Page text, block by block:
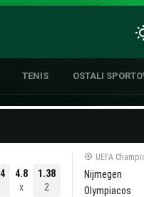
KOŠARKA
TENIS OSTALI
4.8
x
1.38
2
UEFA
Nijmegen
Olympiacos